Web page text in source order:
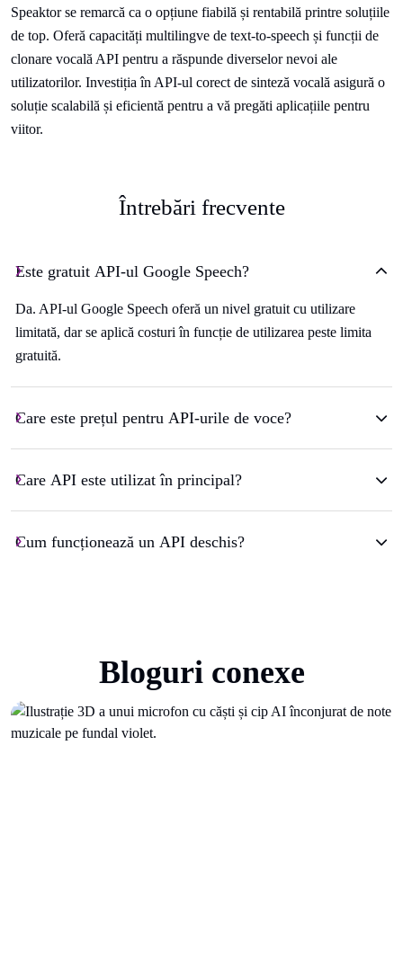
Speaktor se remarcă ca o opțiune fiabilă și rentabilă printre soluțiile
de top. Oferă capacități multilingve de text-to-speech și funcții de
clonare vocală API pentru a răspunde diverselor nevoi ale
utilizatorilor. Investiția în API-ul corect de sinteză vocală asigură o
soluție scalabilă și eficientă pentru a vă pregăti aplicațiile pentru
viitor.
Întrebări frecvente
Este gratuit API-ul Google Speech?
Da. API-ul Google Speech oferă un nivel gratuit cu utilizare
limitată, dar se aplică costuri în funcție de utilizarea peste limita
gratuită.
Care este prețul pentru API-urile de voce?
Care API este utilizat în principal?
Cum funcționează un API deschis?
Bloguri conexe